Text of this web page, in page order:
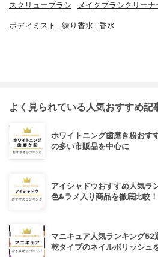
スクリューブラシ メイクブラシクリーナ
ボディミスト 練り香水 香水
よく見られている人気おすすめ記
ホワイトニング歯磨き粉おす
の多い市販品を中心に
アイシャドウおすすめ人気ラ
色&ラメ入り商品を徹底比較！
マニキュア人気ランキング52
乾タイプのネイルポリッシュ